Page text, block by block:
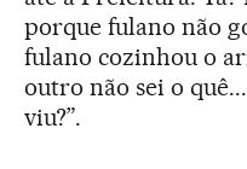
porque fulano não
fulano cozinhou o
outro não sei o
viu?”.